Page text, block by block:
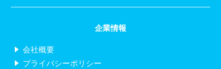
企業情報
会社概要
プライバシーポリシー